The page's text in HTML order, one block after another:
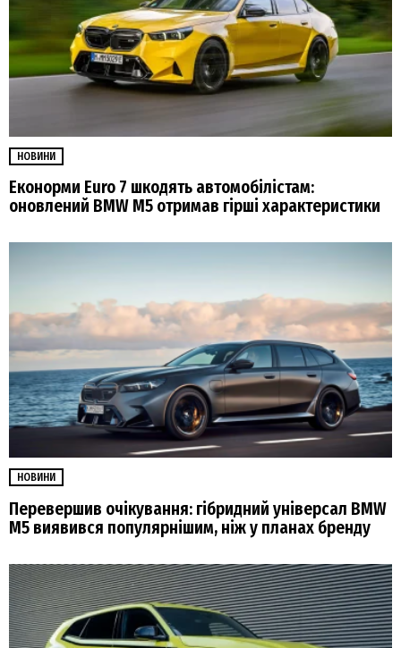
НОВИНИ
Еконорми Euro 7 шкодять автомобілістам:
оновлений BMW M5 отримав гірші характеристики
НОВИНИ
Перевершив очікування: гібридний універсал BMW
M5 виявився популярнішим, ніж у планах бренду